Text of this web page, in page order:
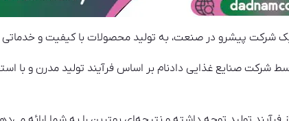
شرکت پیشرو در صنعت، به تولید محصولات با کیفیت و
شده توسط شرکت صنایع غذایی دادنام بر اساس فرآیند تولید مدرن و با